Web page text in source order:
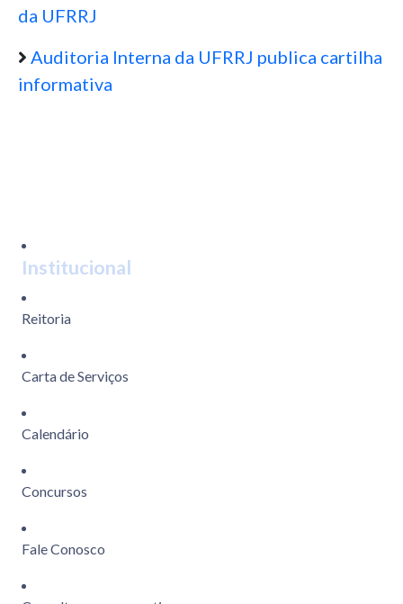
da UFRRJ
Auditoria Interna da UFRRJ publica cartilha
informativa
Institucional
Reitoria
Carta de Serviços
Calendário
Concursos
Fale Conosco